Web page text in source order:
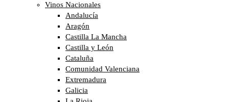
Vinos Nacionales
Andalucía
Aragón
Castilla La Mancha
Castilla y León
Cataluña
Comunidad Valenciana
Extremadura
Galicia